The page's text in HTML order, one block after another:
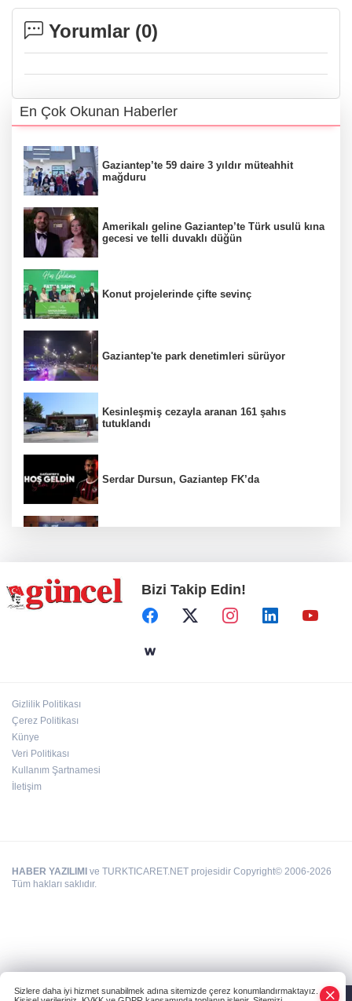
Yorumlar (0)
En Çok Okunan Haberler
Gaziantep’te 59 daire 3 yıldır müteahhit
mağduru
Amerikalı geline Gaziantep’te Türk usulü kına
gecesi ve telli duvaklı düğün
Konut projelerinde çifte sevinç
Gaziantep'te park denetimleri sürüyor
Kesinleşmiş cezayla aranan 161 şahıs
tutuklandı
Serdar Dursun, Gaziantep FK’da
Define avcıları yakalandı
Emre Bildirici ve Emine Koruer’in mutlu
Bizi Takip Edin!
Gizlilik Politikası
Çerez Politikası
Künye
Veri Politikası
Kullanım Şartnamesi
İletişim
HABER YAZILIMI ve TURKTICARET.NET projesidir Copyright© 2006-2026
Tüm hakları saklıdır.
Sizlere daha iyi hizmet sunabilmek adına sitemizde çerez konumlandırmaktayız.